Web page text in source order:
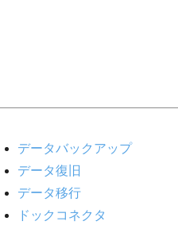
データバックアップ
データ復旧
データ移行
ドックコネクタ